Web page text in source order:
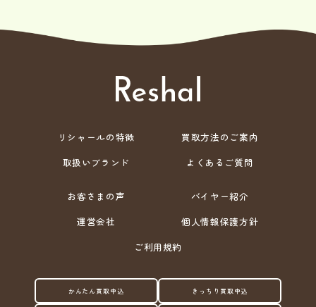
リシャールの特徴
買取方法のご案内
取扱いブランド
よくあるご質問
お客さまの声
バイヤー紹介
運営会社
個人情報保護方針
ご利用規約
かんたん買取申込 きっちり買取申込